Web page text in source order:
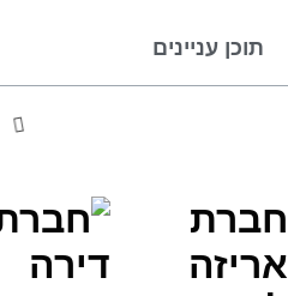
תוכן עניינים
חברת
אריזה